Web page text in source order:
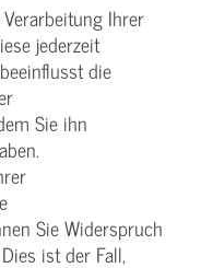
Ihrer
jederzeit
die
Sie ihn
Sie Widerspruch
ist der Fall,